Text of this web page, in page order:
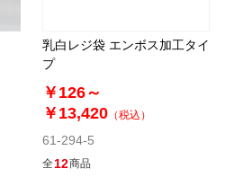
乳白レジ袋 エンボス加工タイ
プ
￥126～
￥13,420 （税込）
61-294-5
全12商品